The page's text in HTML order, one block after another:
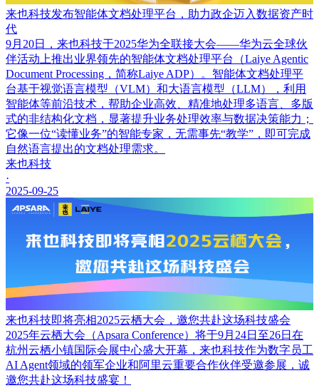
来也科技发布智能体文档处理平台，助力政企迈入数据资产时
代
9月20日，来也科技于2025华为全联接大会——华为云全球伙
伴活动上推出业界领先的智能体文档处理平台（Laiye Agentic
Document Processing，简称Laiye ADP）。智能体文档处理平
台基于视觉语言模型（VLM）和大语言模型（LLM），利用
智能体等前沿技术，帮助企业高效、精准地处理多语言、多版
式的非结构化文档，显著提升业务处理效率与数据决策能力；
它像一位“读懂业务”的智能专家，无需事先“教学”，即可完成
自然语言提出的文档处理需求。
来也科技
·
2025-09-25
来也科技即将亮相2025云栖大会，邀您共赴这场科技盛会
2025年云栖大会（Apsara Conference）将于9月24日至26日在
杭州云栖小镇国际会展中心盛大开幕，来也科技作为数字员工
AI Agent领域的领军企业和阿里云重要合作伙伴受邀参展，诚
邀您共赴这场科技盛宴！